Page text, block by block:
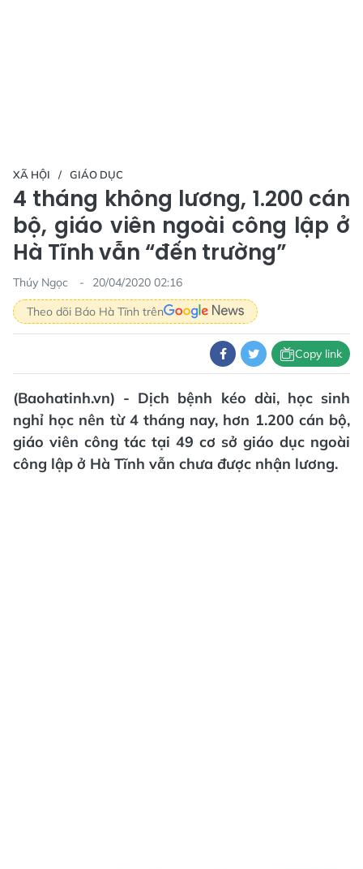
XÃ HỘI GIÁO DỤC
4 tháng không lương, 1.200 cán
bộ, giáo viên ngoài công lập ở
Hà Tĩnh vẫn “đến trường”
Thúy Ngọc
20/04/2020 02:16
Theo dõi Báo Hà Tĩnh trên
Copy link
(Baohatinh.vn) - Dịch bệnh kéo dài, học sinh
nghỉ học nên từ 4 tháng nay, hơn 1.200 cán bộ,
giáo viên công tác tại 49 cơ sở giáo dục ngoài
công lập ở Hà Tĩnh vẫn chưa được nhận lương.